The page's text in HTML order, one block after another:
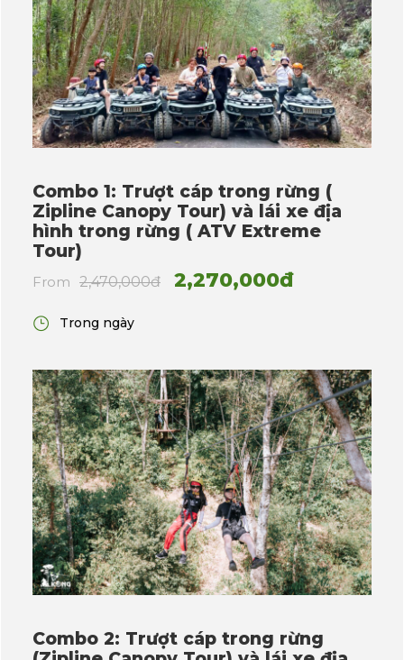
Combo 1: Trượt cáp trong rừng (
Zipline Canopy Tour) và lái xe địa
hình trong rừng ( ATV Extreme
Tour)
From 2,470,000đ 2,270,000đ
Trong ngày
Combo 2: Trượt cáp trong rừng